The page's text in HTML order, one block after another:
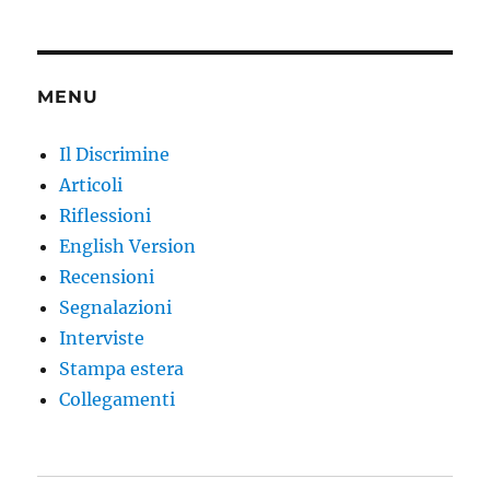
MENU
Il Discrimine
Articoli
Riflessioni
English Version
Recensioni
Segnalazioni
Interviste
Stampa estera
Collegamenti